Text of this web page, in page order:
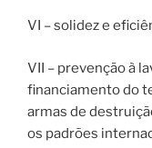
VI – solidez e
VII – prevenção à
financiamento do
armas de
os padrões